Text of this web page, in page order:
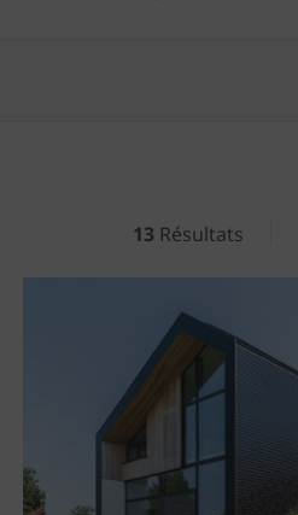
13 Résultats